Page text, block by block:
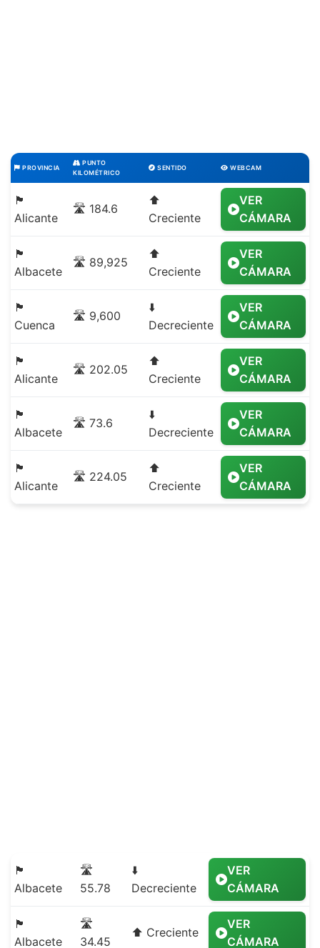
PROVINCIA
PUNTO
KILOMÉTRICO
SENTIDO WEBCAM
🏴
Alicante
🛣️ 184.6
⬆️
Creciente
VER
CÁMARA
🏴
Albacete
🛣️ 89,925
⬆️
Creciente
VER
CÁMARA
🏴
Cuenca
🛣️ 9,600
⬇️
Decreciente
VER
CÁMARA
🏴
Alicante
🛣️ 202.05
⬆️
Creciente
VER
CÁMARA
🏴
Albacete
🛣️ 73.6
⬇️
Decreciente
VER
CÁMARA
🏴
Alicante
🛣️ 224.05
⬆️
Creciente
VER
CÁMARA
🏴
Albacete
🛣️
55.78
⬇️
Decreciente
VER
CÁMARA
🏴
Albacete
🛣️
34.45
⬆️ Creciente
VER
CÁMARA